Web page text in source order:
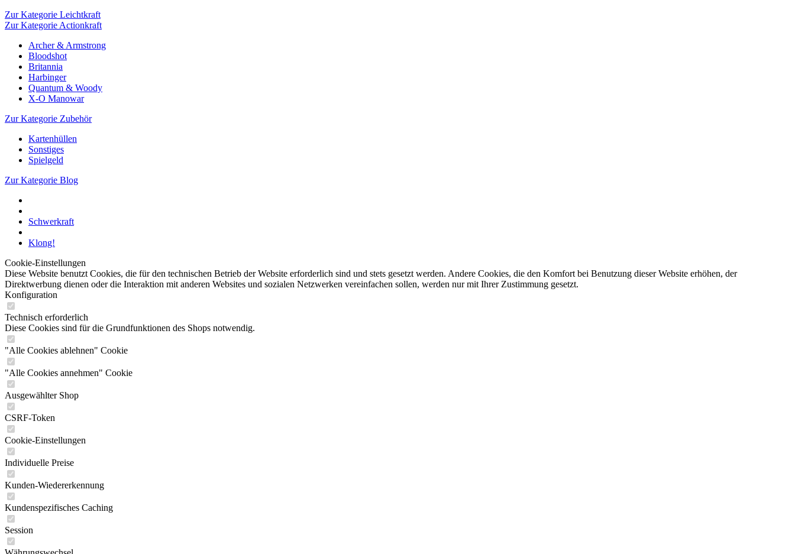
Zur Kategorie Leichtkraft
Zur Kategorie Actionkraft
Archer & Armstrong
Bloodshot
Britannia
Harbinger
Quantum & Woody
X-O Manowar
Zur Kategorie Zubehör
Kartenhüllen
Sonstiges
Spielgeld
Zur Kategorie Blog
Schwerkraft
Klong!
Cookie-Einstellungen
Diese Website benutzt Cookies, die für den technischen Betrieb der Website erforderlich sind und stets gesetzt werden. Andere Cookies, die den Komfort bei Benutzung dieser Website erhöhen, der
Direktwerbung dienen oder die Interaktion mit anderen Websites und sozialen Netzwerken vereinfachen sollen, werden nur mit Ihrer Zustimmung gesetzt.
Konfiguration
Technisch erforderlich
Diese Cookies sind für die Grundfunktionen des Shops notwendig.
"Alle Cookies ablehnen" Cookie
"Alle Cookies annehmen" Cookie
Ausgewählter Shop
CSRF-Token
Cookie-Einstellungen
Individuelle Preise
Kunden-Wiedererkennung
Kundenspezifisches Caching
Session